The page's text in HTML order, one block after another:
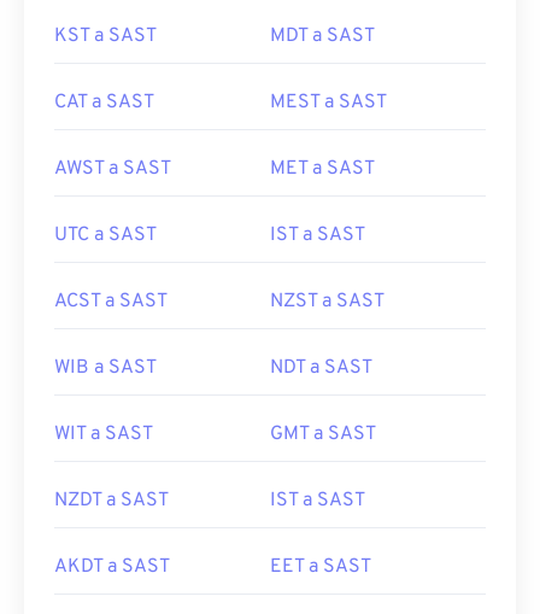
KST a SAST MDT a SAST
CAT a SAST MEST a SAST
AWST a SAST MET a SAST
UTC a SAST IST a SAST
ACST a SAST NZST a SAST
WIB a SAST NDT a SAST
WIT a SAST GMT a SAST
NZDT a SAST IST a SAST
AKDT a SAST EET a SAST